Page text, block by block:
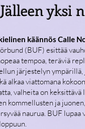
Jälleen yksi
käännös Calle
(BUF) esittää
tempoa, teräviä
järjestelyn ympärillä,
alkaa viattomana
valheita on
kommellusten ja
naurua. BUF